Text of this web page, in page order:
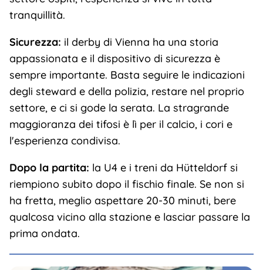
tranquillità.
Sicurezza: il derby di Vienna ha una storia
appassionata e il dispositivo di sicurezza è
sempre importante. Basta seguire le indicazioni
degli steward e della polizia, restare nel proprio
settore, e ci si gode la serata. La stragrande
maggioranza dei tifosi è lì per il calcio, i cori e
l'esperienza condivisa.
Dopo la partita: la U4 e i treni da Hütteldorf si
riempiono subito dopo il fischio finale. Se non si
ha fretta, meglio aspettare 20-30 minuti, bere
qualcosa vicino alla stazione e lasciar passare la
prima ondata.